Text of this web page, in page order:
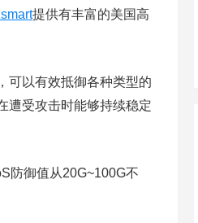
提供有丰富的美国高
可以有效抵御各种类型的
遭受攻击时能够持续稳定
防御值从20G~100G不